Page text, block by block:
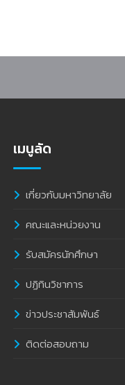
มประสิทธิภาพงานเอกสาร
เมนูลัด
เกี่ยวกับมหาวิทยาลัย
คณะและหน่วยงาน
รับสมัครนักศึกษา
ปฏิทินวิชาการ
ข่าวประชาสัมพันธ์
ติดต่อสอบถาม